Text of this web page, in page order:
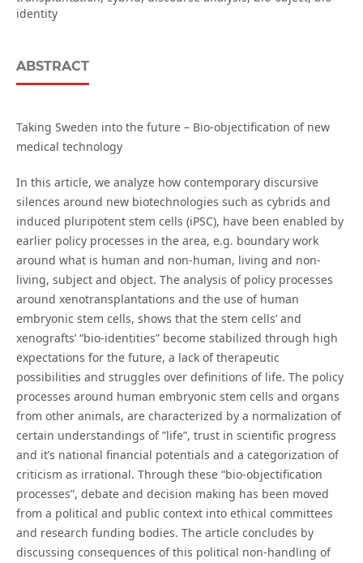
identity
ABSTRACT
Taking Sweden into the future – Bio-objectification of new
medical technology
In this article, we analyze how contemporary discursive
silences around new biotechnologies such as cybrids and
induced pluripotent stem cells (iPSC), have been enabled by
earlier policy processes in the area, e.g. boundary work
around what is human and non-human, living and non-
living, subject and object. The analysis of policy processes
around xenotransplantations and the use of human
embryonic stem cells, shows that the stem cells’ and
xenografts’ “bio-identities” become stabilized through high
expectations for the future, a lack of therapeutic
possibilities and struggles over definitions of life. The policy
processes around human embryonic stem cells and organs
from other animals, are characterized by a normalization of
certain understandings of ”life”, trust in scientific progress
and it’s national financial potentials and a categorization of
criticism as irrational. Through these “bio-objectification
processes”, debate and decision making has been moved
from a political and public context into ethical committees
and research funding bodies. The article concludes by
discussing consequences of this political non-handling of